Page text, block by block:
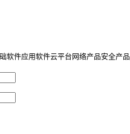
软件应用软件云平台 网络产品安全产品